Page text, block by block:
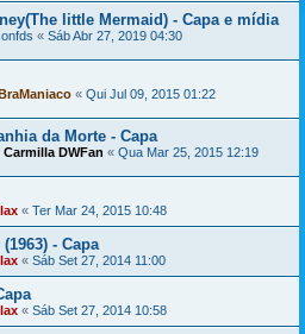
little Mermaid) - Capa e mídia
« Sáb Abr 27, 2019 04:30
« Qui Jul 09, 2015 01:22
da Morte - Capa
DWFan « Qua Mar 25, 2015 12:19
« Ter Mar 24, 2015 10:48
- Capa
« Sáb Set 27, 2014 11:00
« Sáb Set 27, 2014 10:58